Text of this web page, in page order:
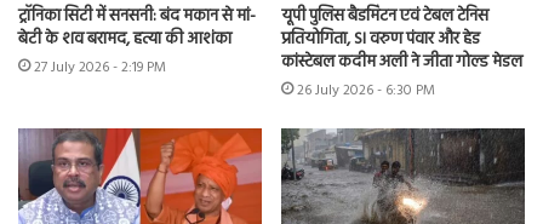
ट्रॉनिका सिटी में सनसनी: बंद मकान से मां-
बेटी के शव बरामद, हत्या की आशंका
27 July 2026 - 2:19 PM
यूपी पुलिस बैडमिंटन एवं टेबल टेनिस
प्रतियोगिता, SI वरुण पंवार और हेड
कांस्टेबल कदीम अली ने जीता गोल्ड मेडल
26 July 2026 - 6:30 PM